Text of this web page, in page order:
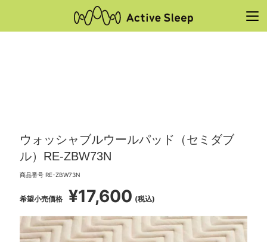
ウォッシャブルウールパッド（セミダブ
ル）RE-ZBW73N
商品番号 RE-ZBW73N
希望小売価格 ¥17,600 税込